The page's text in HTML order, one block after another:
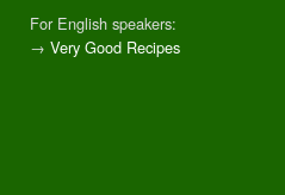
For English speakers:
→ Very Good Recipes